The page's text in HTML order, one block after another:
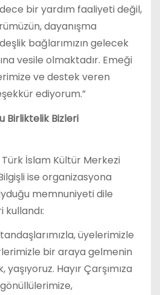
bir yardım faaliyeti değil,
dayanışma
bağlarımızın gelecek
vesile olmaktadır. Emeği
ve destek veren
ediyorum.”
Birliktelik Bizleri
İslam Kültür Merkezi
ise organizasyona
memnuniyeti dile
üyelerimizle
bir araya gelmenin
Hayır Çarşımıza